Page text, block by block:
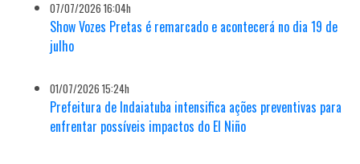
07/07/2026 16:04h
Show Vozes Pretas é remarcado e acontecerá no dia 19 de
julho
01/07/2026 15:24h
Prefeitura de Indaiatuba intensifica ações preventivas para
enfrentar possíveis impactos do El Niño